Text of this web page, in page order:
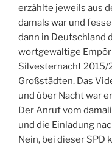
erzählte jeweils aus
damals war und
dann in Deutschland
wortgewaltige
Silvesternacht 2015/
Großstädten. Das
und über Nacht war
Der Anruf vom
und die Einladung
Nein, bei dieser SPD